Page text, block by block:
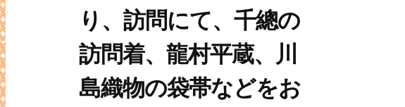
取
セ
ン
タ
り、訪問にて、千總の
訪問着、龍村平蔵、川
島織物の袋帯などをお